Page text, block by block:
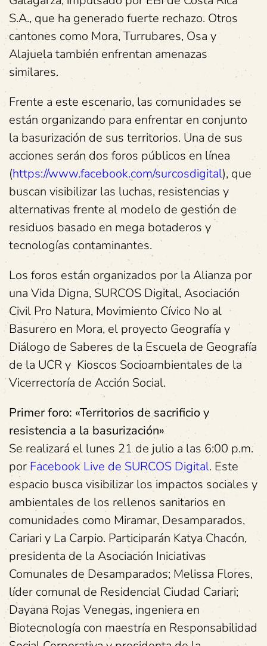
S.A., que ha generado fuerte rechazo. Otros
cantones como Mora, Turrubares, Osa y
Alajuela también enfrentan amenazas
similares.
Frente a este escenario, las comunidades se
están organizando para enfrentar en conjunto
la basurización de sus territorios. Una de sus
acciones serán dos foros públicos en línea
(https://www.facebook.com/surcosdigital), que
buscan visibilizar las luchas, resistencias y
alternativas frente al modelo de gestión de
residuos basado en mega botaderos y
tecnologías contaminantes.
Los foros están organizados por la Alianza por
una Vida Digna, SURCOS Digital, Asociación
Civil Pro Natura, Movimiento Cívico No al
Basurero en Mora, el proyecto Geografía y
Diálogo de Saberes de la Escuela de Geografía
de la UCR y Kioscos Socioambientales de la
Vicerrectoría de Acción Social.
Primer foro: «Territorios de sacrificio y
resistencia a la basurización»
Se realizará el lunes 21 de julio a las 6:00 p.m.
por Facebook Live de SURCOS Digital. Este
espacio busca visibilizar los impactos sociales y
ambientales de los rellenos sanitarios en
comunidades como Miramar, Desamparados,
Cariari y La Carpio. Participarán Katya Chacón,
presidenta de la Asociación Iniciativas
Comunales de Desamparados; Melissa Flores,
líder comunal de Residencial Ciudad Cariari;
Dayana Rojas Venegas, ingeniera en
Biotecnología con maestría en Responsabilidad